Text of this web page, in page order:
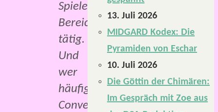
Spiele-
Bereich
tätig.
Und
wer
häufiger
Conventions
13. Juli 2026
MIDGARD Kodex: Die
Pyramiden von Eschar
10. Juli 2026
Die Göttin der Chimären:
Im Gespräch mit Zoe aus